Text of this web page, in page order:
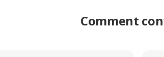
Comment